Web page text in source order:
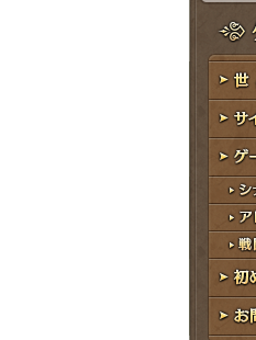
ド
レ
ス
ー
ド
ゲーム
世界観
サイド
ゲーム
シナリ
アトリ
戦闘マ
初めての